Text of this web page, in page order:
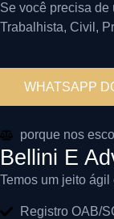
Se você precisa
Trabalhista, Civil,
WHATSAPP
porque nos
Bellini E
Temos um jeito
Registro OAB/